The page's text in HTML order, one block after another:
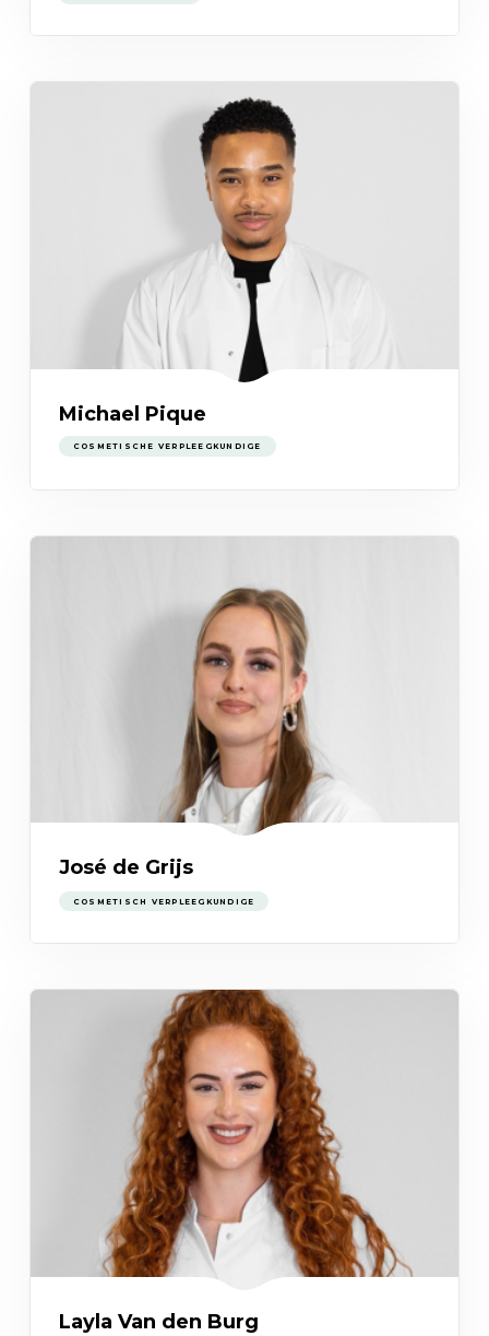
Michael Pique
COSMETISCHE VERPLEEGKUNDIGE
José de Grijs
COSMETISCH VERPLEEGKUNDIGE
Layla Van den Burg